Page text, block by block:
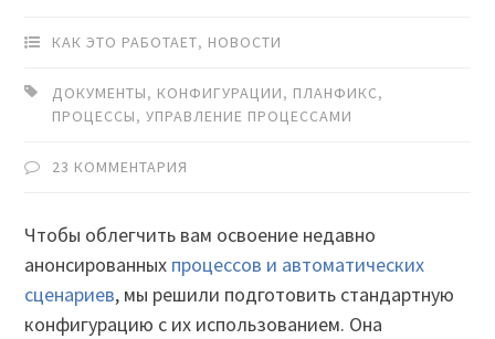
КАК ЭТО РАБОТАЕТ, НОВОСТИ
ДОКУМЕНТЫ, КОНФИГУРАЦИИ, ПЛАНФИКС,
ПРОЦЕССЫ,УПРАВЛЕНИЕ ПРОЦЕССАМИ
23 КОММЕНТАРИЯ
Чтобы облегчить вам освоение недавно
анонсированных процессов и автоматических
сценариев, мы решили подготовить стандартную
конфигурацию с их использованием. Она